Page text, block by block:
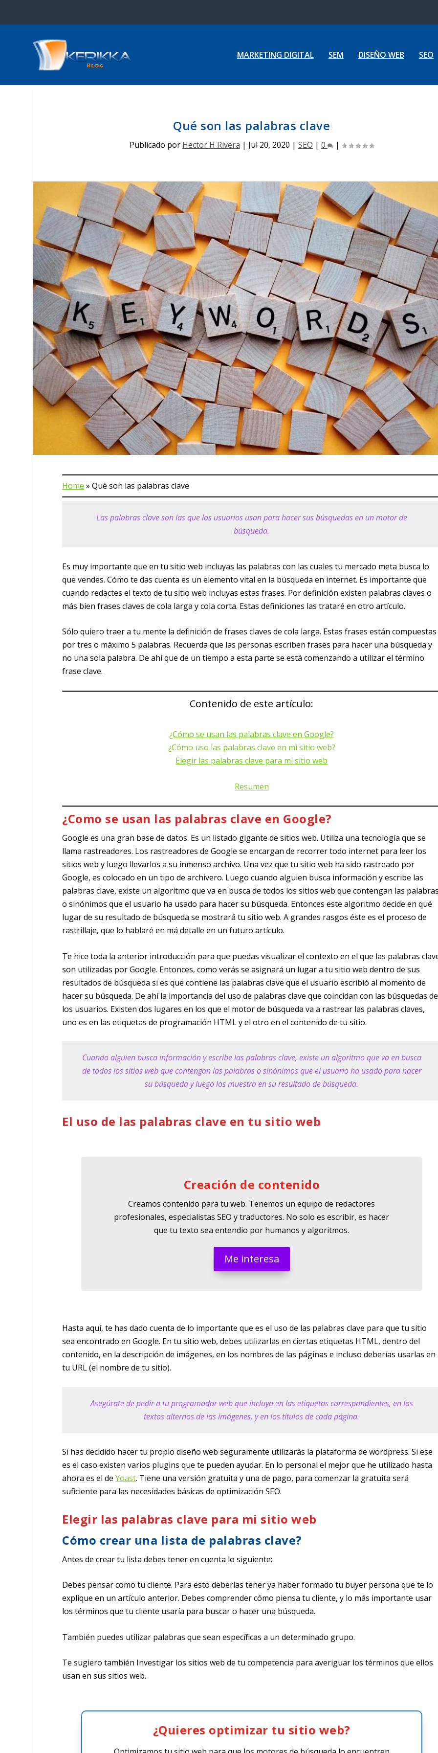
MARKETING DIGITAL SEM DISEÑO WEB SEO
Qué son las palabras clave
Publicado por Hector H Rivera | Jul 20, 2020 | SEO | 0 |
Home »Qué son las palabras clave
Las palabras clave son las que los usuarios usan para hacer sus búsquedas en un motor de
búsqueda.
Es muy importante que en tu sitio web incluyas las palabras con las cuales tu mercado meta busca lo
que vendes. Cómo te das cuenta es un elemento vital en la búsqueda en internet. Es importante que
cuando redactes el texto de tu sitio web incluyas estas frases. Por definición existen palabras claves o
más bien frases claves de cola larga y cola corta. Estas definiciones las trataré en otro artículo.
Sólo quiero traer a tu mente la definición de frases claves de cola larga. Estas frases están compuestas
por tres o máximo 5 palabras. Recuerda que las personas escriben frases para hacer una búsqueda y
no una sola palabra. De ahí que de un tiempo a esta parte se está comenzando a utilizar el término
frase clave.
Contenido de este artículo:
¿Cómo se usan las palabras clave en Google?
¿Cómo uso las palabras clave en mi sitio web?
Elegir las palabras clave para mi sitio web
Resumen
¿Como se usan las palabras clave en Google?
Google es una gran base de datos. Es un listado gigante de sitios web. Utiliza una tecnología que se
llama rastreadores. Los rastreadores de Google se encargan de recorrer todo internet para leer los
sitios web y luego llevarlos a su inmenso archivo. Una vez que tu sitio web ha sido rastreado por
Google, es colocado en un tipo de archivero. Luego cuando alguien busca información y escribe las
palabras clave, existe un algoritmo que va en busca de todos los sitios web que contengan las palabras
o sinónimos que el usuario ha usado para hacer su búsqueda. Entonces este algoritmo decide en qué
lugar de su resultado de búsqueda se mostrará tu sitio web. A grandes rasgos éste es el proceso de
rastrillaje, que lo hablaré en má detalle en un futuro artículo.
Te hice toda la anterior introducción para que puedas visualizar el contexto en el que las palabras
son utilizadas por Google. Entonces, como verás se asignará un lugar a tu sitio web dentro de sus
resultados de búsqueda si es que contiene las palabras clave que el usuario escribió al momento de
hacer su búsqueda. De ahí la importancia del uso de palabras clave que coincidan con las búsquedas de
los usuarios. Existen dos lugares en los que el motor de búsqueda va a rastrear las palabras claves,
uno es en las etiquetas de programación HTML y el otro en el contenido de tu sitio.
Cuando alguien busca información y escribe las palabras clave, existe un algoritmo que va en busca
de todos los sitios web que contengan las palabras o sinónimos que el usuario ha usado para hacer
su búsqueda y luego los muestra en su resultado de búsqueda.
El uso de las palabras clave en tu sitio web
Creación de contenido
Creamos contenido para tu web. Tenemos un equipo de redactores
profesionales, especialistas SEO y traductores. No solo es escribir, es hacer
que tu texto sea entendio por humanos y algoritmos.
Me interesa
Hasta aquí, te has dado cuenta de lo importante que es el uso de las palabras clave para que tu sitio
sea encontrado en Google. En tu sitio web, debes utilizarlas en ciertas etiquetas HTML, dentro del
contenido, en la descripción de imágenes, en los nombres de las páginas e incluso deberías usarlas en
tu URL (el nombre de tu sitio).
Asegúrate de pedir a tu programador web que incluya en las etiquetas correspondientes, en los
textos alternos de las imágenes, y en los títulos de cada página.
Si has decidido hacer tu propio diseño web seguramente utilizarás la plataforma de wordpress. Si ese
es el caso existen varios plugins que te pueden ayudar. En lo personal el mejor que he utilizado hasta
ahora es el deYoast. Tiene una versión gratuita y una de pago, para comenzar la gratuita será
suficiente para las necesidades básicas de optimización SEO.
Elegir las palabras clave para mi sitio web
Cómo crear una lista de palabras clave?
Antes de crear tu lista debes tener en cuenta lo siguiente:
Debes pensar como tu cliente. Para esto deberías tener ya haber formado tu buyer persona que te lo
explique en un artículo anterior. Debes comprender cómo piensa tu cliente, y lo más importante usar
los términos que tu cliente usaría para buscar o hacer una búsqueda.
También puedes utilizar palabras que sean específicas a un determinado grupo.
Te sugiero también Investigar los sitios web de tu competencia para averiguar los términos que ellos
usan en sus sitios web.
¿Quieres optimizar tu sitio web?